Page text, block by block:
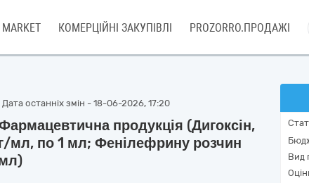
MARKET КОМЕРЦІЙНІ ЗАКУПІВЛІ PROZORRO.ПРОДАЖІ
останніх змін - 18-06-2026, 17:20
продукція (Дигоксін,
мл, по 1 мл; Фенілефрину розчин
Вид